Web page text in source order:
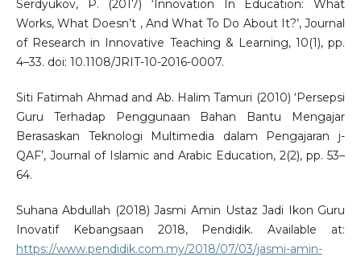
Serdyukov, P. (2017) ‘Innovation In Education: What
Works, What Doesn’t , And What To Do About It?’, Journal
of Research in Innovative Teaching & Learning, 10(1), pp.
4–33. doi: 10.1108/JRIT-10-2016-0007.
Siti Fatimah Ahmad and Ab. Halim Tamuri (2010) ‘Persepsi
Guru Terhadap Penggunaan Bahan Bantu Mengajar
Berasaskan Teknologi Multimedia dalam Pengajaran j-
QAF’, Journal of Islamic and Arabic Education, 2(2), pp. 53–
64.
Suhana Abdullah (2018) Jasmi Amin Ustaz Jadi Ikon Guru
Inovatif Kebangsaan 2018, Pendidik. Available at:
https://www.pendidik.com.my/2018/07/03/jasmi-amin-